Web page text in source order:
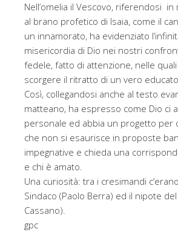
Nell’omelia il Vescovo, riferendosi
al brano profetico di Isaia, come il
un innamorato, ha evidenziato
misericordia di Dio nei nostri
fedele, fatto di attenzione, nelle
scorgere il ritratto di un vero
Così, collegandosi anche al testo
matteano, ha espresso come Dio ci
personale ed abbia un progetto per
che non si esaurisce in proposte
impegnative e chieda una
e chi è amato.
Una curiosità: tra i cresimandi
Sindaco (Paolo Berra) ed il nipote
Cassano).
gpc